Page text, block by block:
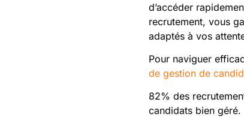
d’accéder
recrutement, vous
adaptés à vos
Pour naviguer
de gestion de
82% des
candidats bien géré.